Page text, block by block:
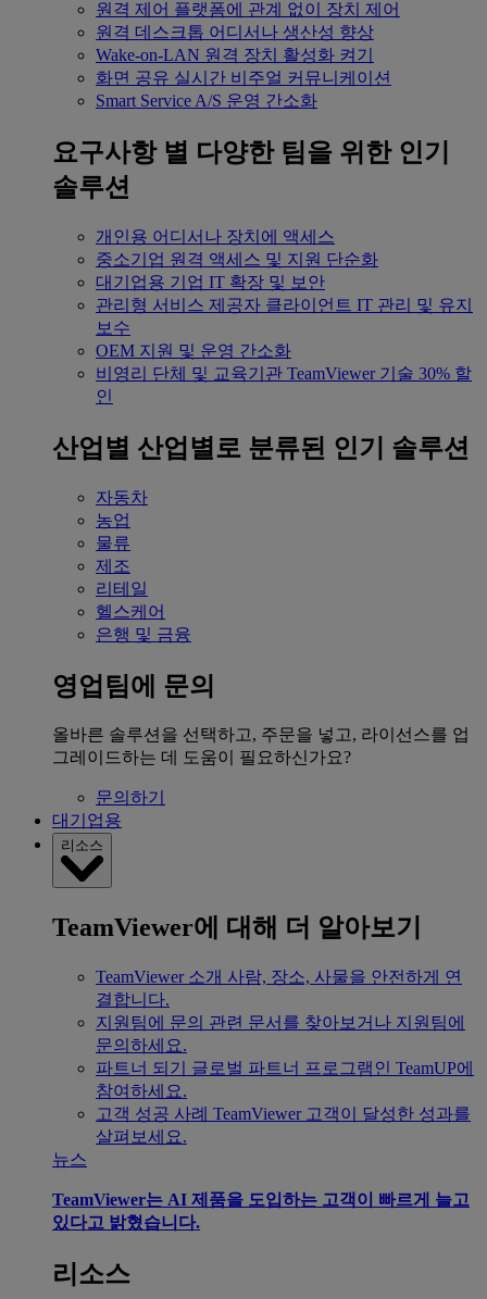
원격 제어 플랫폼에 관계 없이 장치 제어
원격 데스크톱 어디서나 생산성 향상
Wake-on-LAN 원격 장치 활성화 켜기
화면 공유 실시간 비주얼 커뮤니케이션
Smart Service A/S 운영 간소화
요구사항 별 다양한 팀을 위한 인기
솔루션
개인용 어디서나 장치에 액세스
중소기업 원격 액세스 및 지원 단순화
대기업용 기업 IT 확장 및 보안
관리형 서비스 제공자 클라이언트 IT 관리 및 유지
보수
OEM 지원 및 운영 간소화
비영리 단체 및 교육기관 TeamViewer 기술 30% 할
인
산업별 산업별로 분류된 인기 솔루션
자동차
농업
물류
제조
리테일
헬스케어
은행 및 금융
영업팀에 문의
올바른 솔루션을 선택하고, 주문을 넣고, 라이선스를 업
그레이드하는 데 도움이 필요하신가요?
문의하기
대기업용
리소스
TeamViewer에 대해 더 알아보기
TeamViewer 소개 사람, 장소, 사물을 안전하게 연
결합니다.
지원팀에 문의 관련 문서를 찾아보거나 지원팀에
문의하세요.
파트너 되기
글로벌 파트너 프로그램인 TeamUP에
참여하세요.
고객 성공 사례 TeamViewer 고객이 달성한 성과를
살펴보세요.
뉴스
TeamViewer는 AI 제품을 도입하는 고객이 빠르게 늘고
있다고 밝혔습니다.
리소스